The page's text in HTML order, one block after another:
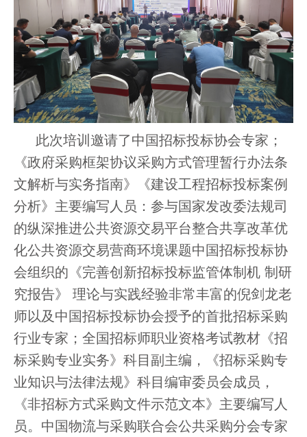
此次培训邀请了中国招标投标协会专家；
《政府采购框架协议采购方式管理暂行办法条
文解析与实务指南》《建设工程招标投标案例
分析》 主要编写人员 ： 参与国家发改委法规司
的纵深推进公共资源交易平台整合共享改革优
化公共资源交易营商环境课题中国招标投标协
会组织的《完善创新招标投标监管体制机 制研
究报告》
理论与实践经验非常丰富的倪剑龙老
师以及中国招标投标协会授予的首批招标采购
行业专家；全国招标师职业资格考试教材《招
标采购专业实务》科目副主编，《招标采购专
业知识与法律法规》科目编审委员会成员，
《非招标方式采购文件示范文本》主要编写人
员。中国物流与采购联合会公共采购分会专家